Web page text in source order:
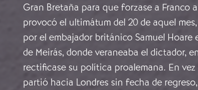
Gran Bretaña para que forzase a Franco
provocó el ultimátum del 20 de aquel
por el embajador británico Samuel Hoare
de Meirás, donde veraneaba el dictador,
rectificase su política proalemana. En vez
partió hacia Londres sin fecha de